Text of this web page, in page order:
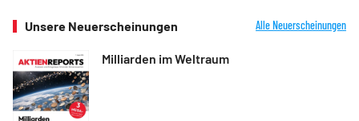
Unsere Neuerscheinungen Alle Neuerscheinungen
Milliarden im Weltraum